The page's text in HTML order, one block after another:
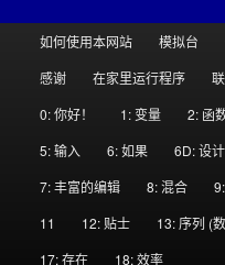
跳
主
内
跳
副
内
如何使用本网站 模拟台
感谢
在家里运行程序
0: 你好！ 1: 变量 2: 函
5: 输入
6: 如果
6D: 设
7: 丰富的编辑
8: 混合
11 12: 贴士 13: 序列 (
17: 存在
18: 效率